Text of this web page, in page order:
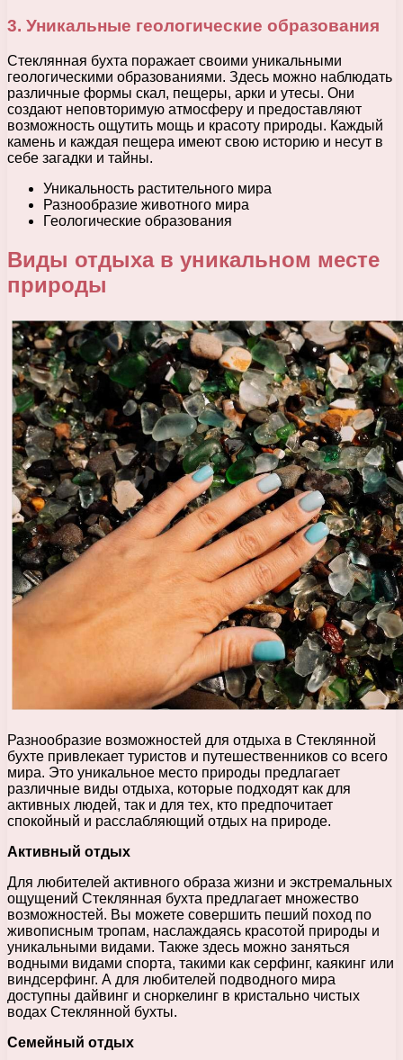
3. Уникальные геологические образования
Стеклянная бухта поражает своими уникальными
геологическими образованиями. Здесь можно наблюдать
различные формы скал, пещеры, арки и утесы. Они
создают неповторимую атмосферу и предоставляют
возможность ощутить мощь и красоту природы. Каждый
камень и каждая пещера имеют свою историю и несут в
себе загадки и тайны.
Уникальность растительного мира
Разнообразие животного мира
Геологические образования
Виды отдыха в уникальном месте
природы
Разнообразие возможностей для отдыха в Стеклянной
бухте привлекает туристов и путешественников со всего
мира. Это уникальное место природы предлагает
различные виды отдыха, которые подходят как для
активных людей, так и для тех, кто предпочитает
спокойный и расслабляющий отдых на природе.
Активный отдых
Для любителей активного образа жизни и экстремальных
ощущений Стеклянная бухта предлагает множество
возможностей. Вы можете совершить пеший поход по
живописным тропам, наслаждаясь красотой природы и
уникальными видами. Также здесь можно заняться
водными видами спорта, такими как серфинг, каякинг или
виндсерфинг. А для любителей подводного мира
доступны дайвинг и сноркелинг в кристально чистых
водах Стеклянной бухты.
Семейный отдых